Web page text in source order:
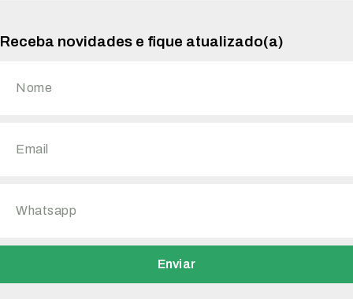
Receba novidades e fique atualizado(a)
Enviar